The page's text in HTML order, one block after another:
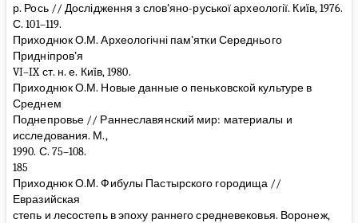
р. Рось // Дослідження з слов’яно-руської археології. Киïв, 1976.
С. 101–119.
Приходнюк О.М. Археологічні пам’ятки Середнього
Придніпров’я
VI–IX ст. н. е. Киïв, 1980.
Приходнюк О.М. Новые данные о пеньковской культуре в
Среднем
Поднепровье // Раннеславянский мир: материалы и
исследования. М.,
1990. С. 75–108.
185
Приходнюк О.М. Фибулы Пастырского городища //
Евразийская
степь и лесостепь в эпоху раннего средневековья. Воронеж,